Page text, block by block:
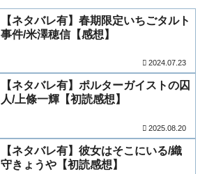
【ネタバレ有】春期限定いちごタルト
事件/米澤穂信【感想】
2024.07.23
【ネタバレ有】ポルターガイストの囚
人/上條一輝【初読感想】
2025.08.20
【ネタバレ有】彼女はそこにいる/織
守きょうや【初読感想】